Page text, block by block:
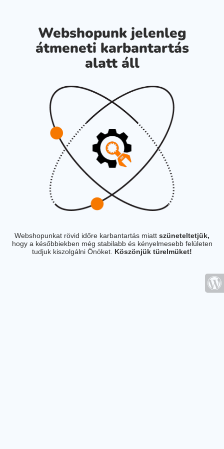
Webshopunk jelenleg
átmeneti karbantartás
alatt áll
Webshopunkat rövid időre karbantartás miatt szüneteltetjük,
hogy a későbbiekben még stabilabb és kényelmesebb felületen
tudjuk kiszolgálni Önöket. Köszönjük türelmüket!